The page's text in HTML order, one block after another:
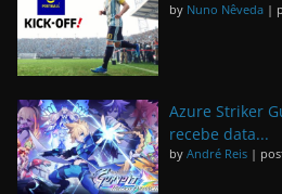
by Nuno Nêveda |
Azure Striker
recebe data...
by André Reis |